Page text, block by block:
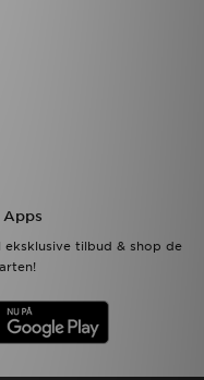
tilbud & shop de